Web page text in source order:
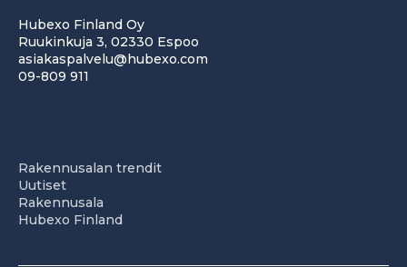
Hubexo Finland Oy
Ruukinkuja 3, 02330 Espoo
asiakaspalvelu@hubexo.com
09-809 911
Rakennusalan trendit
Uutiset
Rakennusala
Hubexo Finland